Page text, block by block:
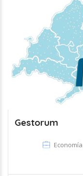
Gestorum